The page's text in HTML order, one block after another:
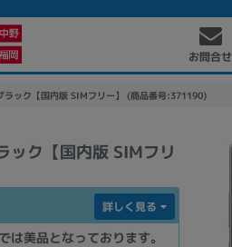
お問合せ
ック【国内版 SIMフリー】 (商品番号:371190)
ク【国内版 SIMフリ
美品となっております。
詳しく見る